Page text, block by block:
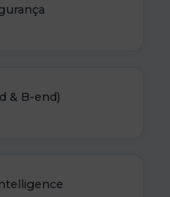
& B-end)